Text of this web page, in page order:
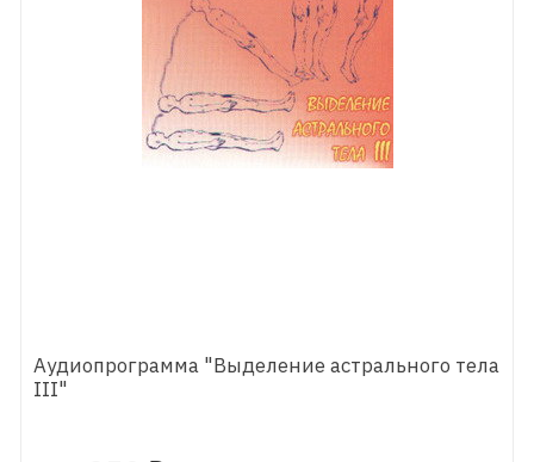
Аудиопрограмма "Выделение астрального тела
III"